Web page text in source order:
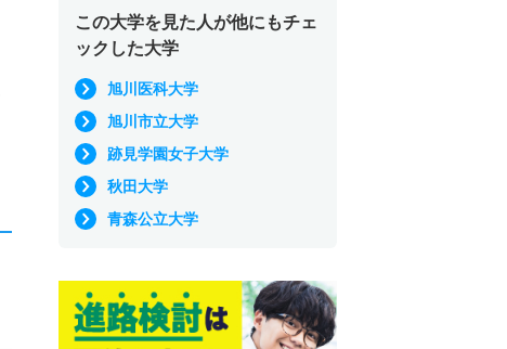
この大学を見た人が他にもチェ
ックした大学
旭川医科大学
旭川市立大学
跡見学園女子大学
秋田大学
青森公立大学